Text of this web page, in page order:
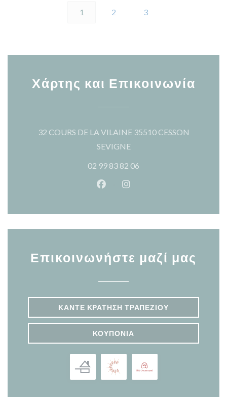
1 2 3
Χάρτης και Επικοινωνία
32 COURS DE LA VILAINE 35510 CESSON
SEVIGNE((ανοίγει σε νέο
02 99 83 82 06
Facebook ((ανοίγει σε νέο
Instagram ((ανοίγει σε
Επικοινωνήστε μαζί μας
ΚΆΝΤΕ ΚΡΆΤΗΣΗ ΤΡΑΠΕΖΙΟΎ
ΚΟΥΠΌΝΙΑ